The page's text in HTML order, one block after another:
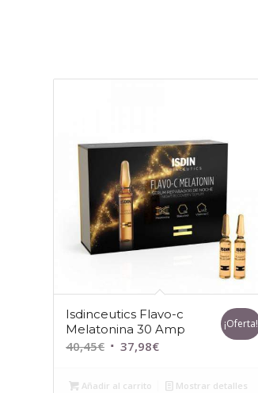
Isdinceutics Flavo-c
Melatonina 30 Amp
40,45€ El
original
37,98€El
actual
¡Oferta!
Añadir al carrito Mostrar detalles